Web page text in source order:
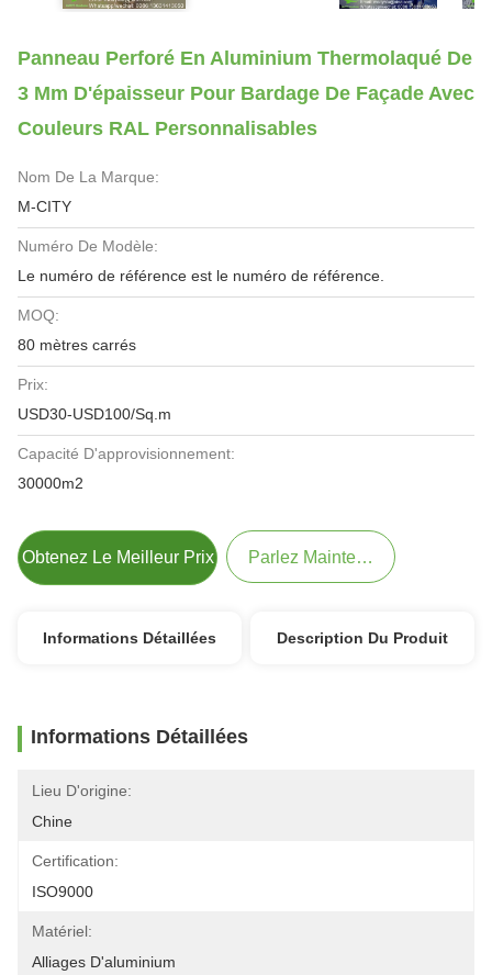
Panneau Perforé En Aluminium Thermolaqué De
3 Mm D'épaisseur Pour Bardage De Façade Avec
Couleurs RAL Personnalisables
Nom De La Marque:
M-CITY
Numéro De Modèle:
Le numéro de référence est le numéro de référence.
MOQ:
80 mètres carrés
Prix:
USD30-USD100/Sq.m
Capacité D'approvisionnement:
30000m2
Obtenez Le Meilleur Prix Parlez Maintenant.
Informations Détaillées Description Du Produit
Informations Détaillées
Lieu D'origine:
Chine
Certification:
ISO9000
Matériel:
Alliages D'aluminium